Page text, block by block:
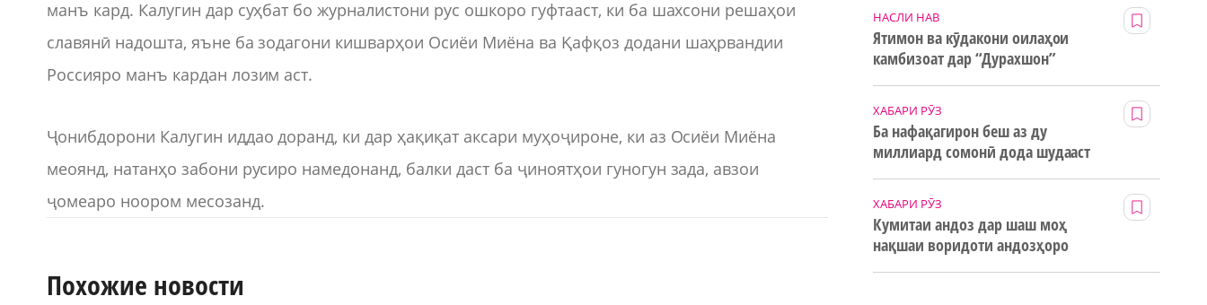
манъ кард. Калугин дар суҳбат бо журналистони рус ошкоро гуфтааст, ки ба шахсони решаҳои
славянӣ надошта, яъне ба зодагони кишварҳои Осиёи Миёна ва Қафқоз додани шаҳрвандии
Россияро манъ кардан лозим аст.
Ҷонибдорони Калугин иддао доранд, ки дар ҳақиқат аксари муҳоҷироне, ки аз Осиёи Миёна
меоянд, натанҳо забони русиро намедонанд, балки даст ба ҷиноятҳои гуногун зада, авзои
ҷомеаро ноором месозанд.
Похожие новости
НАСЛИ НАВ
Ятимон ва кӯдакони оилаҳои
камбизоат дар “Дурахшон”
ХАБАРИ РӮЗ
Ба нафақагирон беш аз ду
миллиард сомонӣ дода шудааст
ХАБАРИ РӮЗ
Кумитаи андоз дар шаш моҳ
нақшаи воридоти андозҳоро